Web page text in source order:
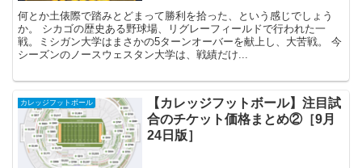
何とか土俵際で踏みとどまって勝利を拾った、という感じでしょう
か。 シカゴの歴史ある野球場、リグレーフィールドで行われた一
戦。ミシガン大学はまさかの5ターンオーバーを献上し、大苦戦。 今
シーズンのノースウェスタン大学は、戦績だけ...
カレッジフットボール
【カレッジフットボール】注目試
合のチケット価格まとめ②［9月
24日版］